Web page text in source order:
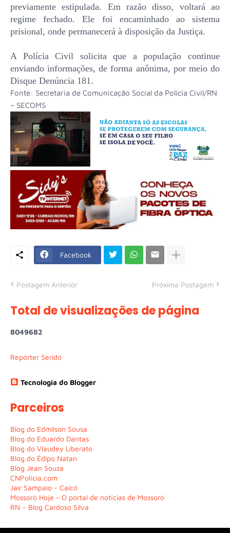
previamente estipulada. Em razão disso, voltará ao
regime fechado. Ele foi encaminhado ao sistema
prisional, onde permanecerá à disposição da Justiça.
A Polícia Civil solicita que a população continue
enviando informações, de forma anônima, por meio do
Disque Denúncia 181.
Fonte: Secretaria de Comunicação Social da Polícia Civil/RN
– SECOMS
Facebook
Postagem Anterior Próxima Postagem
Total de visualizações de página
8049682
Repórter Seridó
Tecnologia do Blogger
Parceiros
Blog do Edmilson Sousa
Blog do Eduardo Dantas
Blog do Vlaudey Liberato
Blog do Édipo Natan
Blog Jean Souza
CNPolícia.com
Jair Sampaio - Caicó
Mossoró Hoje - O portal de notícias de Mossoró
RN – Blog Cardoso Silva